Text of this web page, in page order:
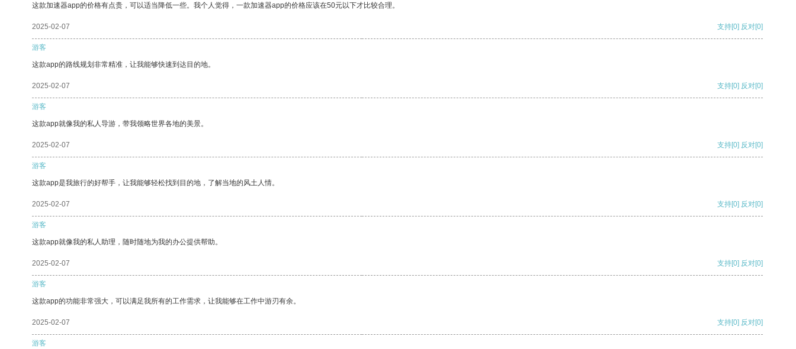
这款加速器app的价格有点贵，可以适当降低一些。我个人觉得，一款加速器app的价格应该在50元以下才比较合理。
2025-02-07 支持[0] 反对[0]
游客
这款app的路线规划非常精准，让我能够快速到达目的地。
2025-02-07 支持[0] 反对[0]
游客
这款app就像我的私人导游，带我领略世界各地的美景。
2025-02-07 支持[0] 反对[0]
游客
这款app是我旅行的好帮手，让我能够轻松找到目的地，了解当地的风土人情。
2025-02-07 支持[0] 反对[0]
游客
这款app就像我的私人助理，随时随地为我的办公提供帮助。
2025-02-07 支持[0] 反对[0]
游客
这款app的功能非常强大，可以满足我所有的工作需求，让我能够在工作中游刃有余。
2025-02-07 支持[0] 反对[0]
游客